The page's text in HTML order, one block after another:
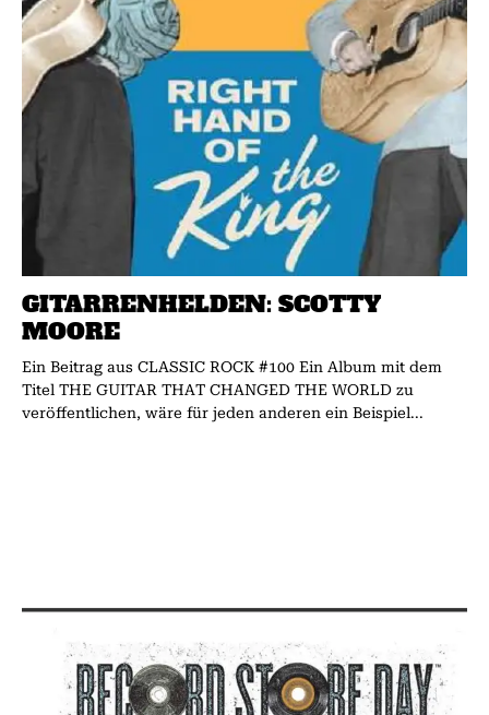
GITARRENHELDEN: SCOTTY
MOORE
Ein Beitrag aus CLASSIC ROCK #100 Ein Album mit dem
Titel THE GUITAR THAT CHANGED THE WORLD zu
veröffentlichen, wäre für jeden anderen ein Beispiel...